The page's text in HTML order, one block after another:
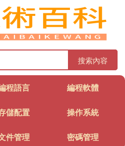
搜索內容
程語言 編程軟體
儲配置 操作系統
件管理 密碼管理